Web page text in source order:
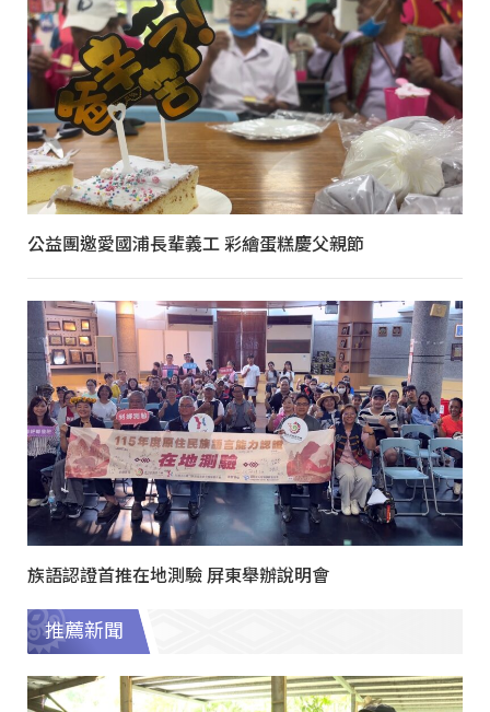
公益團邀愛國浦長輩義工 彩繪蛋糕慶父親節
族語認證首推在地測驗 屏東舉辦說明會
推薦新聞